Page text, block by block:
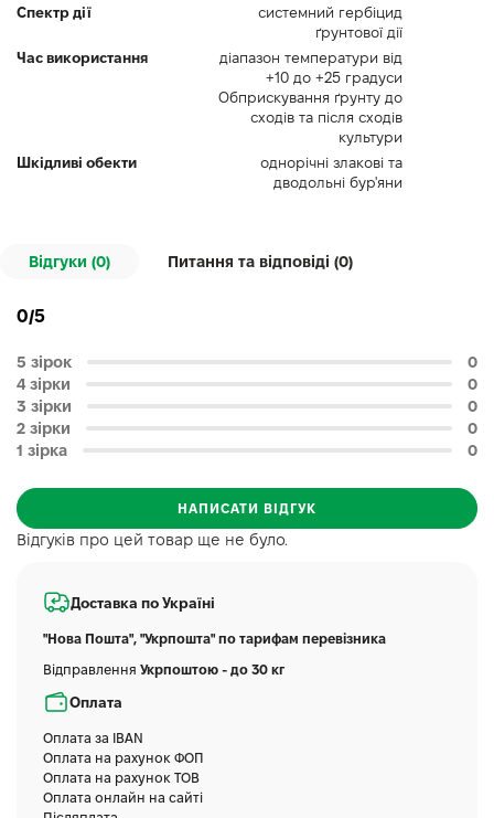
Спектр дії
системний гербіцид
ґрунтової дії
Час використання
діапазон температури від
+10 до +25 градуси
Обприскування ґрунту до
сходів та після сходів
культури
Шкідливі обекти
однорічні злакові та
дводольні бур'яни
Відгуки (0) Питання та відповіді (0)
Відгуків про цей товар ще не було.
0/5
5 зірок
0
4 зірки
0
3 зірки
0
2 зірки
0
1 зірка
0
НАПИСАТИ ВІДГУК
Доставка по Україні
"Нова Пошта", "Укрпошта" по тарифам перевізника
Відправлення Укрпоштою - до 30 кг
Оплата
Оплата за IBAN
Оплата на рахунок ФОП
Оплата на рахунок ТОВ
Оплата онлайн на сайті